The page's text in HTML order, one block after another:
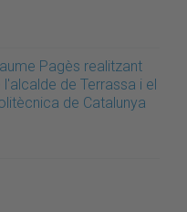
Pagès realitzant
de Terrassa i el
de Catalunya